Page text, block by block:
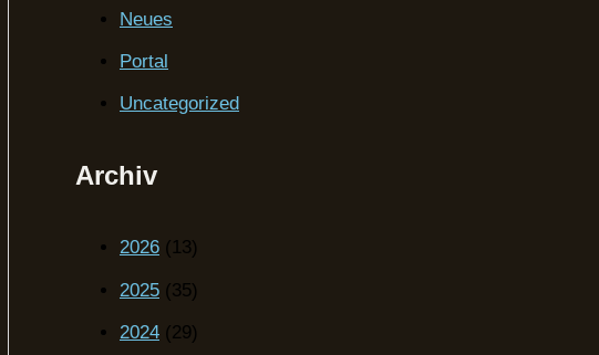
Neues
Portal
Uncategorized
Archiv
2026 (13)
2025 (35)
2024 (29)